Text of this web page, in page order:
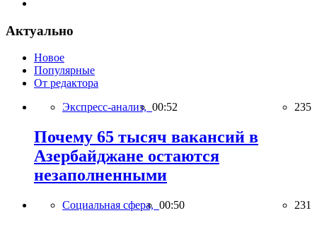
Актуально
Новое
Популярные
От редактора
Экспресс-анализ, 00:52 235
Почему 65 тысяч вакансий в
Азербайджане остаются
незаполненными
Социальная сфера, 00:50 231